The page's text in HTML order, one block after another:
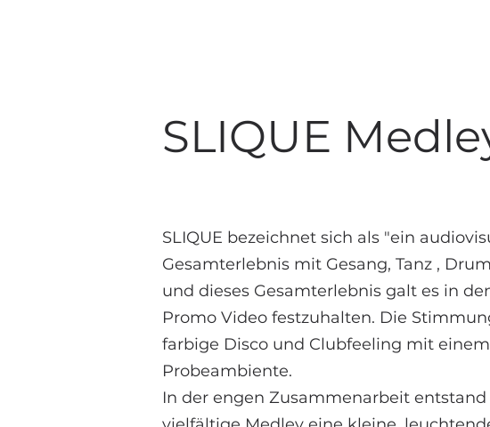
SLIQUE
SLIQUE bezeichnet sich als "ein
Gesamterlebnis mit Gesang, Tanz ,
und dieses Gesamterlebnis galt es in
Promo Video festzuhalten. Die
farbige Disco und Clubfeeling mit
Probeambiente.
In der engen Zusammenarbeit